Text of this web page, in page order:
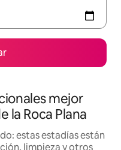
mejor
la Roca Plana
estas estadías están
limpieza y otros